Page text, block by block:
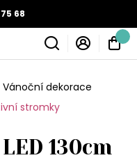
68
Vánoční dekorace
stromky
130cm